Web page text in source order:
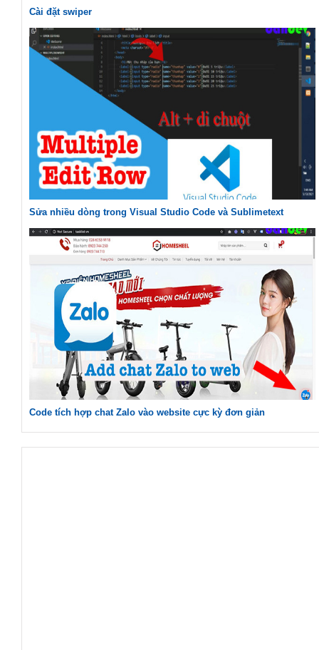
Cài đặt swiper
Sửa nhiều dòng trong Visual Studio Code và Sublimetext
Code tích hợp chat Zalo vào website cực kỳ đơn giản